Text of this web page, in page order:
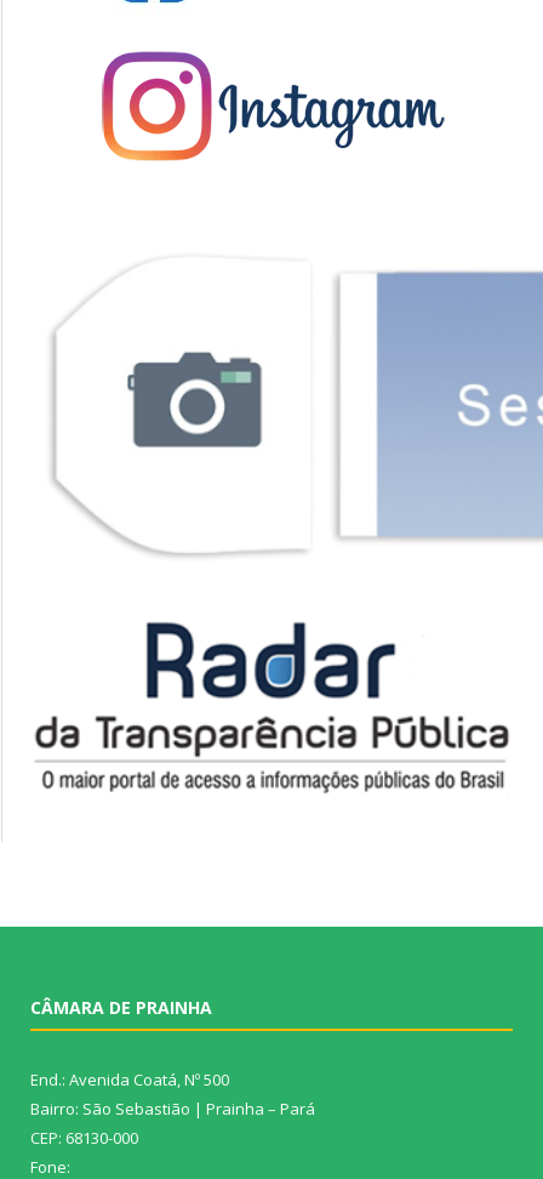
CÂMARA DE PRAINHA
End.: Avenida Coatá, Nº 500
Bairro: São Sebastião | Prainha – Pará
CEP: 68130-000
Fone: